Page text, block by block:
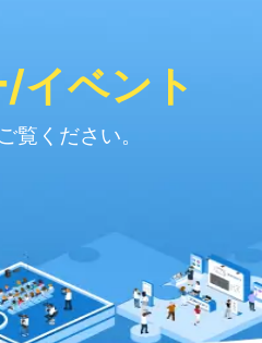
イベント
覧ください。